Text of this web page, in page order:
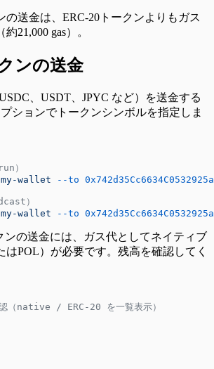
の送金は、ERC-20トークンよりもガス
21,000 gas）。
ンの送金
、USDT、JPYC など）を送金する
ションでトークンシンボルを指定しま
）
my-wallet --to
）
my-wallet --to
ンの送金には、ガス代としてネイティブ
はPOL）が必要です。残高を確認してく
（native / ERC-20 を一覧表示）